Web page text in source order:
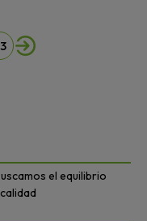
el equilibrio